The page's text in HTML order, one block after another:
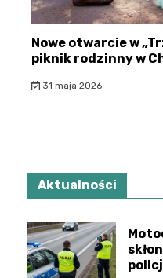
Nowe otwarcie w
piknik rodzinny w
31 maja 2026
Aktualności